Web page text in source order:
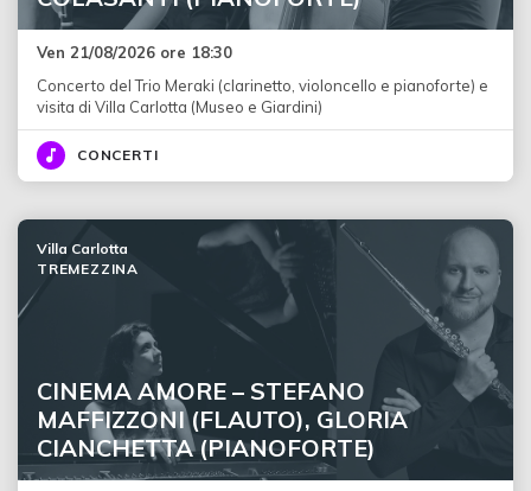
Ven 21/08/2026 ore 18:30
Concerto del Trio Meraki (clarinetto, violoncello e pianoforte) e
visita di Villa Carlotta (Museo e Giardini)
CONCERTI
CINEMA AMORE – STEFANO
MAFFIZZONI (FLAUTO), GLORIA
CIANCHETTA (PIANOFORTE)
Villa Carlotta
TREMEZZINA